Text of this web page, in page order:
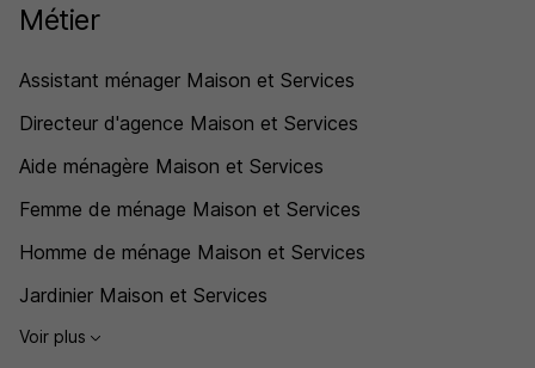
Métier
Assistant ménager Maison et Services
Directeur d'agence Maison et Services
Aide ménagère Maison et Services
Femme de ménage Maison et Services
Homme de ménage Maison et Services
Jardinier Maison et Services
Voir plus